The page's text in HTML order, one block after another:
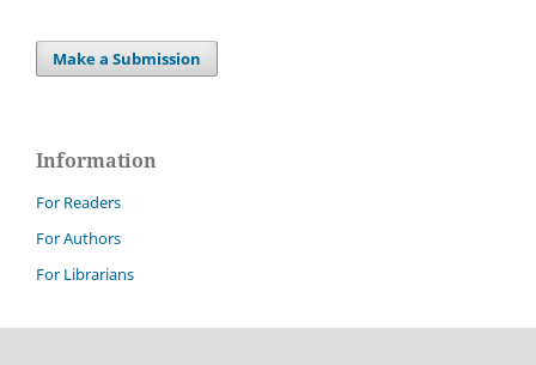
Make a Submission
Information
For Readers
For Authors
For Librarians